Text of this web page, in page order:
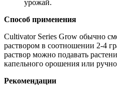
урожай.
Способ применения
Cultivator Series Grow обычно
раствором в соотношении 2-4
раствор можно подавать
капельного орошения или
Рекомендации